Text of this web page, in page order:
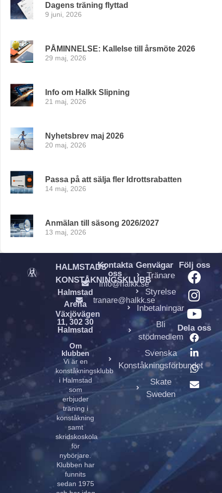
Dagens träning flyttad
9 juni, 2026
PÅMINNELSE: Kallelse till årsmöte 2026
29 maj, 2026
Info om Halkk Slipning
21 maj, 2026
Nyhetsbrev maj 2026
20 maj, 2026
Passa på att sälja fler Idrottsrabatten
14 maj, 2026
Anmälan till säsong 2026/2027
13 maj, 2026
HALMSTADS
KONSTÅKNINGSKLUBB
Halmstad
Arena
Växjövägen
11, 302 30
Halmstad
Om
klubben
Vi är en
konståkningsklubb
i Halmstad
som
erbjuder
träning i
konståkning
samt
skridskoskola
för
nybörjare.
Klubben har
funnits
sedan 1975
Kontakta
oss
info@halkk.se
tranare@halkk.se
Genvägar
Tränare
Styrelse
Inbetalningar
Bli
stödmedlem
Svenska
Konståkningsförbundet
Skate
Sweden
Följ oss
Dela oss